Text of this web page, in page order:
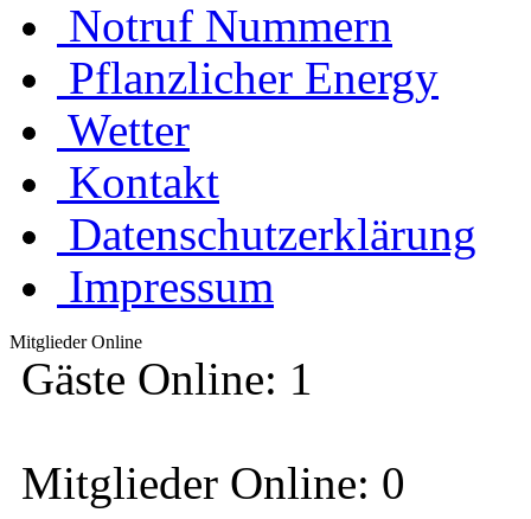
Notruf Nummern
Pflanzlicher Energy
Wetter
Kontakt
Datenschutzerklärung
Impressum
Mitglieder Online
Gäste Online: 1
Mitglieder Online: 0